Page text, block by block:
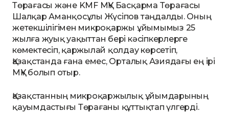
Төрағасы және KMF МҚҰ Басқарма Төрағасы
Шалқар Аманқосұлы Жүсіпов таңдалды. Оның
жетекшілігімен микроқаржы ұйымымыз 25
жылға жуық уақыттан бері кәсіпкерлерге
көмектесіп, қаржылай қолдау көрсетіп,
Қазақстанда ғана емес, Орталық Азиядағы ең ірі
МҚҰ болып отыр.
Қазақстанның микроқаржылық ұйымдарының
қауымдастығы Төрағаны құттықтап үлгерді.